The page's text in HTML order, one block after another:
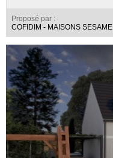
Proposé par :
COFIDIM - MAISONS SESAME